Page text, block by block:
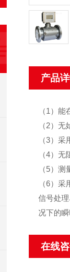
产品
（1）
（2）
（3）
（4）
（5）
（6）
信号处
况下的
在线